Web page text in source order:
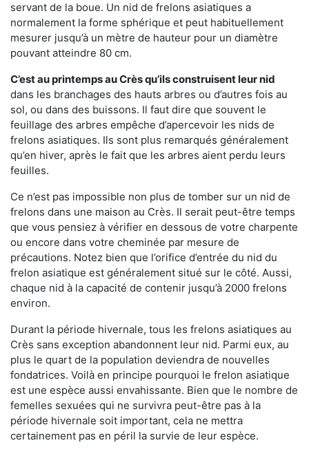
servant de la boue. Un nid de frelons asiatiques a
normalement la forme sphérique et peut habituellement
mesurer jusqu’à un mètre de hauteur pour un diamètre
pouvant atteindre 80 cm.
C’est au printemps au Crès qu’ils construisent leur nid
dans les branchages des hauts arbres ou d’autres fois au
sol, ou dans des buissons. Il faut dire que souvent le
feuillage des arbres empêche d’apercevoir les nids de
frelons asiatiques. Ils sont plus remarqués généralement
qu’en hiver, après le fait que les arbres aient perdu leurs
feuilles.
Ce n’est pas impossible non plus de tomber sur un nid de
frelons dans une maison au Crès. Il serait peut-être temps
que vous pensiez à vérifier en dessous de votre charpente
ou encore dans votre cheminée par mesure de
précautions. Notez bien que l’orifice d’entrée du nid du
frelon asiatique est généralement situé sur le côté. Aussi,
chaque nid à la capacité de contenir jusqu’à 2000 frelons
environ.
Durant la période hivernale, tous les frelons asiatiques au
Crès sans exception abandonnent leur nid. Parmi eux, au
plus le quart de la population deviendra de nouvelles
fondatrices. Voilà en principe pourquoi le frelon asiatique
est une espèce aussi envahissante. Bien que le nombre de
femelles sexuées qui ne survivra peut-être pas à la
période hivernale soit important, cela ne mettra
certainement pas en péril la survie de leur espèce.